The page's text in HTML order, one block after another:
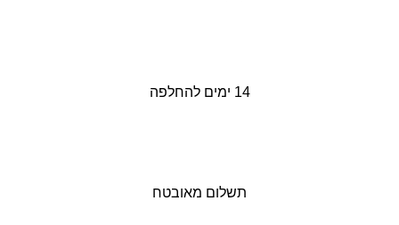
14 ימים להחלפה
תשלום מאובטח